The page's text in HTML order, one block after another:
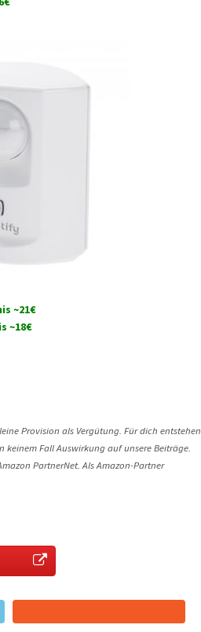
~21€
~18€
Provision als Vergütung. Für dich entstehen
Fall Auswirkung auf unsere Beiträge.
PartnerNet. Als Amazon-Partner